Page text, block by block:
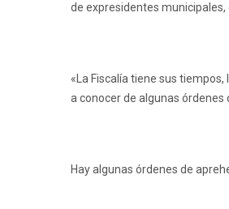
de expresidentes municipales,
«La Fiscalía tiene sus
a conocer de algunas
Hay algunas órdenes de